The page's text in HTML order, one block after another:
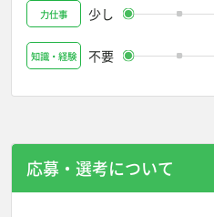
力仕事 少し
知識・経験 不要
応募・選考について